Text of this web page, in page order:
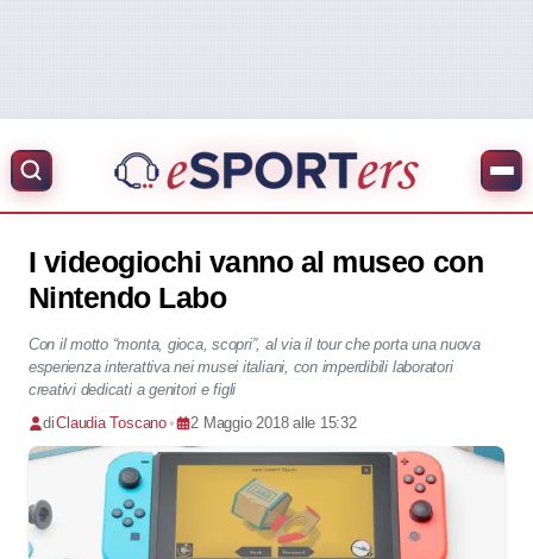
I videogiochi vanno al museo con
Nintendo Labo
Con il motto “monta, gioca, scopri”, al via il tour che porta una nuova
esperienza interattiva nei musei italiani, con imperdibili laboratori
creativi dedicati a genitori e figli
diClaudia Toscano • 2 Maggio 2018 alle 15:32